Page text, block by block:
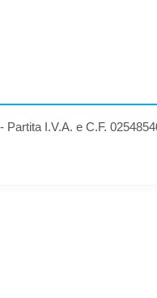
I.V.A. e C.F.